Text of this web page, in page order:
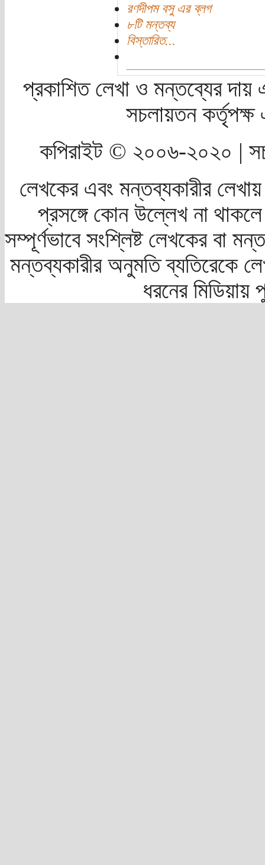
রণদীপম বসু এর ব্লগ
৮টি মন্তব্য
বিস্তারিত...
প্রকাশিত লেখা ও মন্তব্যের দায়
সচলায়তন
কপিরাইট © ২০০৬-২০২০ |
লেখকের এবং মন্তব্যকারীর
প্রসঙ্গে কোন উল্লেখ না
সম্পূর্ণভাবে সংশ্লিষ্ট লেখকের বা
মন্তব্যকারীর অনুমতি ব্যতিরেকে
ধরনের মিডিয়ায়